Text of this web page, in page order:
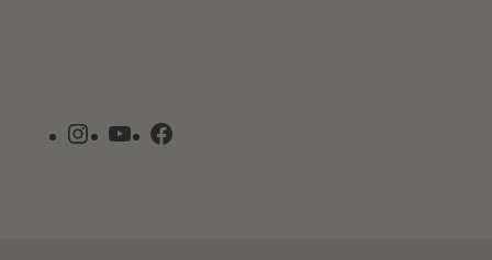
Instagram
YouTubeFacebook